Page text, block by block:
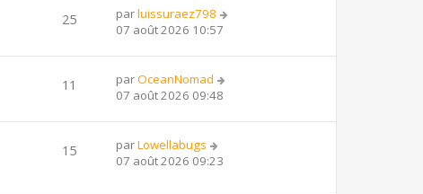
25 parluissuraez798
07 août 2026 10:57
11 parOceanNomad
07 août 2026 09:48
15 parLowellabugs
07 août 2026 09:23